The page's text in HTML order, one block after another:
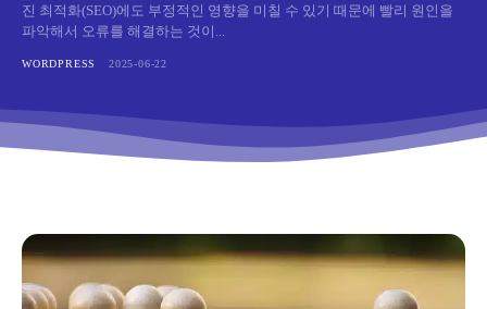
진 최적화(SEO)에도 부정적인 영향을 미칠 수 있기 때문에 빨리 원인을
파악해서 오류를 해결하는 것이...
WORDPRESS 2025-06-22